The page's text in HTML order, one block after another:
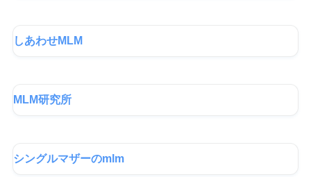
しあわせMLM
MLM研究所
シングルマザーのmlm